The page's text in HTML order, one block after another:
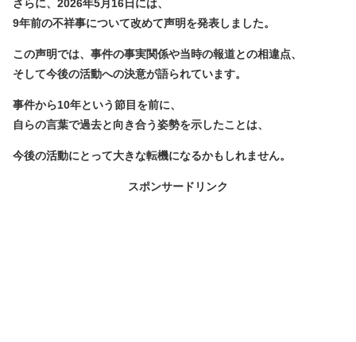
さらに、2026年5月16日には、
9年前の不祥事について改めて声明を発表しました。
この声明では、事件の事実関係や当時の報道との相違点、
そして今後の活動への決意が語られています。
事件から10年という節目を前に、
自らの言葉で過去と向き合う姿勢を示したことは、
今後の活動にとって大きな転機になるかもしれません。
スポンサードリンク